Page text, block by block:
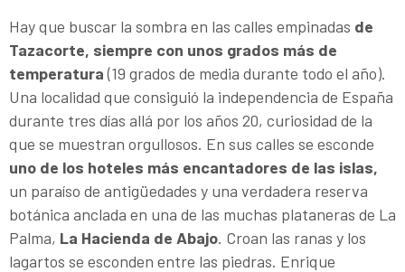
Hay que buscar la sombra en las calles empinadas de
Tazacorte, siempre con unos grados más de
temperatura(19 grados de media durante todo el año).
Una localidad que consiguió la independencia de España
durante tres días allá por los años 20, curiosidad de la
que se muestran orgullosos. En sus calles se esconde
uno de los hoteles más encantadores de las islas,
un paraíso de antigüedades y una verdadera reserva
botánica anclada en una de las muchas plataneras de La
Palma, La Hacienda de Abajo. Croan las ranas y los
lagartos se esconden entre las piedras. Enrique